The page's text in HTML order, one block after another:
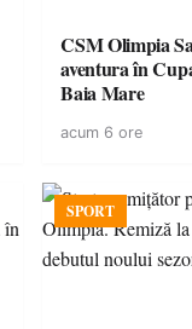
CSM Olimpia
aventura în Cupa României la
Baia Mare
acum 6 ore
SPORT